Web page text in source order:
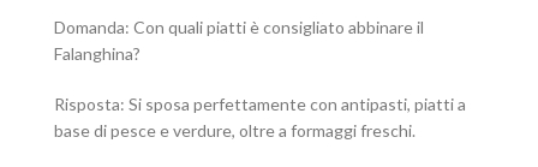
Domanda: Con quali piatti è consigliato abbinare il
Falanghina?
Risposta: Si sposa perfettamente con antipasti, piatti a
base di pesce e verdure, oltre a formaggi freschi.